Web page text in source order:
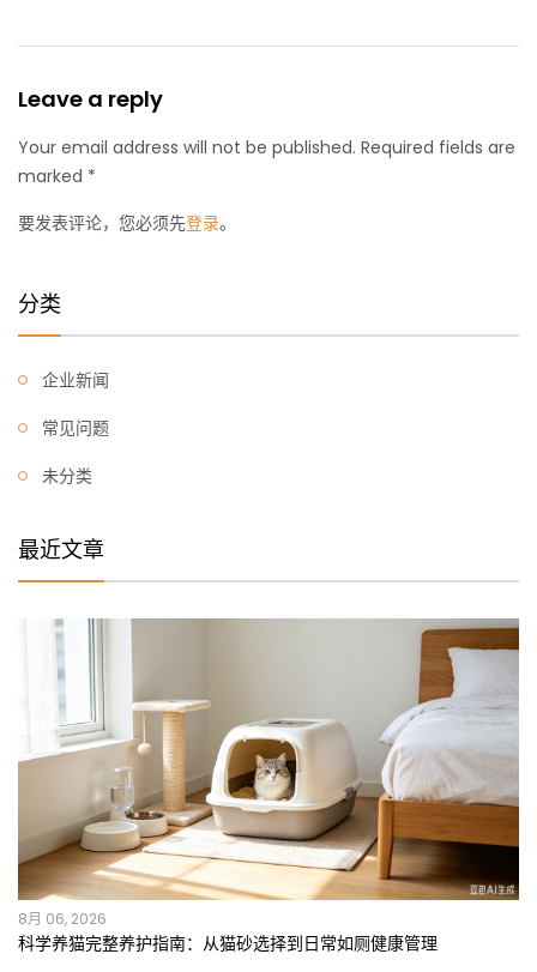
Leave a reply
Your email address will not be published. Required fields are
marked *
要发表评论，您必须先登录。
分类
企业新闻
常见问题
未分类
最近文章
8月 06, 2026
科学养猫完整养护指南：从猫砂选择到日常如厕健康管理